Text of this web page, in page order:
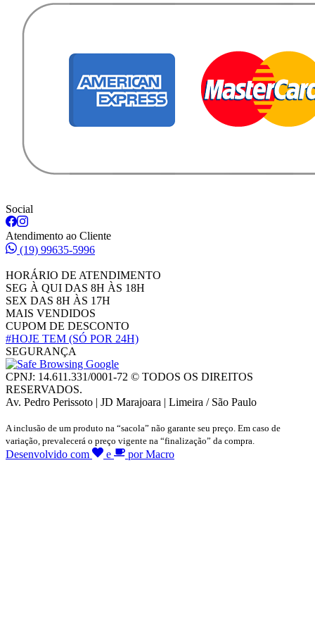
Social
Atendimento ao Cliente
(19) 99635-5996
HORÁRIO DE ATENDIMENTO
SEG À QUI DAS 8H ÀS 18H
SEX DAS 8H ÀS 17H
MAIS VENDIDOS
CUPOM DE DESCONTO
#HOJE TEM (SÓ POR 24H)
SEGURANÇA
CPNJ: 14.611.331/0001-72 © TODOS OS DIREITOS
RESERVADOS.
Av. Pedro Perissoto | JD Marajoara | Limeira / São Paulo
A inclusão de um produto na “sacola” não garante seu preço. Em caso de
variação, prevalecerá o preço vigente na “finalização” da compra.
Desenvolvido com e por Macro